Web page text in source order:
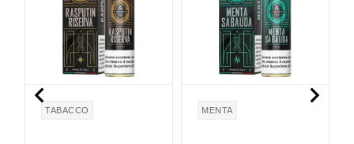
TABACCO MENTA
 